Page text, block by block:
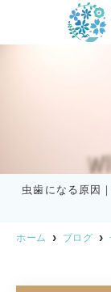
虫歯になる原因
ホーム ブログ